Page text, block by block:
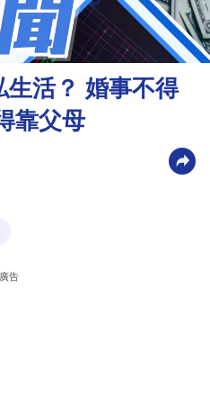
生活？ 婚事不得
靠父母
廣告